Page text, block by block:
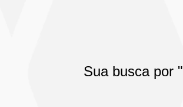
Sua busca por "